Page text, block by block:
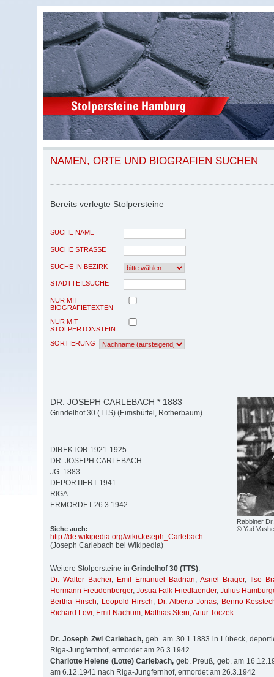
NAMEN, ORTE UND BIOGRAFIEN SUCHEN
Bereits verlegte Stolpersteine
SUCHE NAME
SUCHE STRASSE
SUCHE IN BEZIRK
STADTTEILSUCHE
NUR MIT
BIOGRAFIETEXTEN
NUR MIT
STOLPERTONSTEIN
SORTIERUNG
Rabbiner
© Yad
DR. JOSEPH CARLEBACH * 1883
Grindelhof 30 (TTS) (Eimsbüttel, Rotherbaum)
DIREKTOR 1921-1925
DR. JOSEPH CARLEBACH
JG. 1883
DEPORTIERT 1941
RIGA
ERMORDET 26.3.1942
Siehe auch:
http://de.wikipedia.org/wiki/Joseph_Carlebach
(Joseph Carlebach bei Wikipedia)
Weitere Stolpersteine in Grindelhof 30 (TTS):
Dr. Walter Bacher, Emil Emanuel Badrian, Asriel Brager,
Ilse
Hermann Freudenberger, Josua Falk Friedlaender, Julius
Bertha Hirsch, Leopold Hirsch, Dr. Alberto Jonas, Benno
Richard Levi, Emil Nachum, Mathias Stein,Artur Toczek
Dr. Joseph Zwi Carlebach,geb. am 30.1.1883 in Lübeck,
Riga-Jungfernhof, ermordet am 26.3.1942
Charlotte Helene (Lotte) Carlebach, geb. Preuß, geb. am
am 6.12.1941 nach Riga-Jungfernhof, ermordet am 26.3.1942